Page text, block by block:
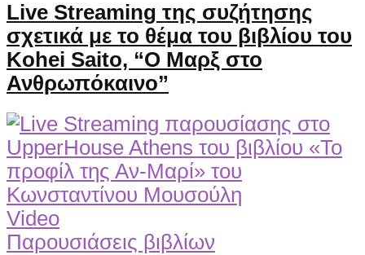
Live Streaming της συζήτησης
σχετικά με το θέμα του βιβλίου του
Kohei Saito, “Ο Μαρξ στο
Ανθρωπόκαινο”
Video
Παρουσιάσεις βιβλίων